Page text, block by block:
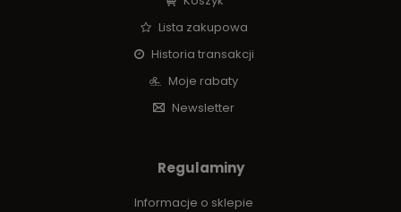
Lista zakupowa
Historia transakcji
Moje rabaty
Newsletter
Regulaminy
Informacje o sklepie